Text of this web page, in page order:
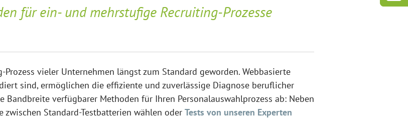
für ein- und mehrstufige Recruiting-Prozesse
Prozess vieler Unternehmen längst zum Standard geworden. Webbasierte
sind, ermöglichen die effiziente und zuverlässige Diagnose beruflicher
Bandbreite verfügbarer Methoden für Ihren Personalauswahlprozess ab: Neben
zwischen Standard-Testbatterien wählen oder Tests von unseren Experten